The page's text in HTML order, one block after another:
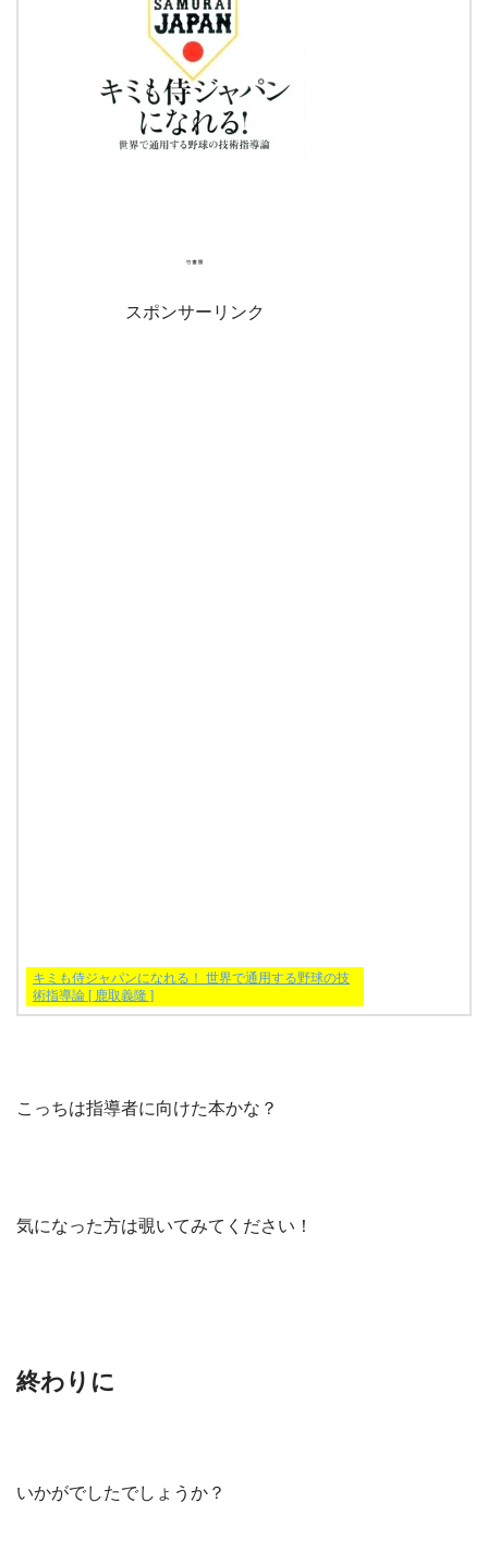
スポンサーリンク
キミも侍ジャパンになれる！ 世界で通用する野球の技
術指導論 [ 鹿取義隆 ]
こっちは指導者に向けた本かな？
気になった方は覗いてみてください！
終わりに
いかがでしたでしょうか？